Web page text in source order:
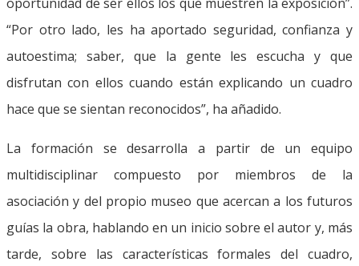
“Por otro lado, les ha aportado seguridad, confianza y
autoestima; saber, que la gente les escucha y que
disfrutan con ellos cuando están explicando un cuadro
hace que se sientan reconocidos”, ha añadido.
La formación se desarrolla a partir de un equipo
multidisciplinar compuesto por miembros de la
asociación y del propio museo que acercan a los futuros
guías la obra, hablando en un inicio sobre el autor y, más
tarde, sobre las características formales del cuadro,